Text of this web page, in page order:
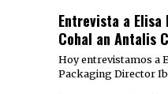
Entrevista a Elisa
Cohal an Antalis
Hoy entrevistamos a
Packaging Director